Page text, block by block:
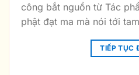
công bắt nguồn từ Tác
phật đạt ma mà nói tới
TIẾP TỤC